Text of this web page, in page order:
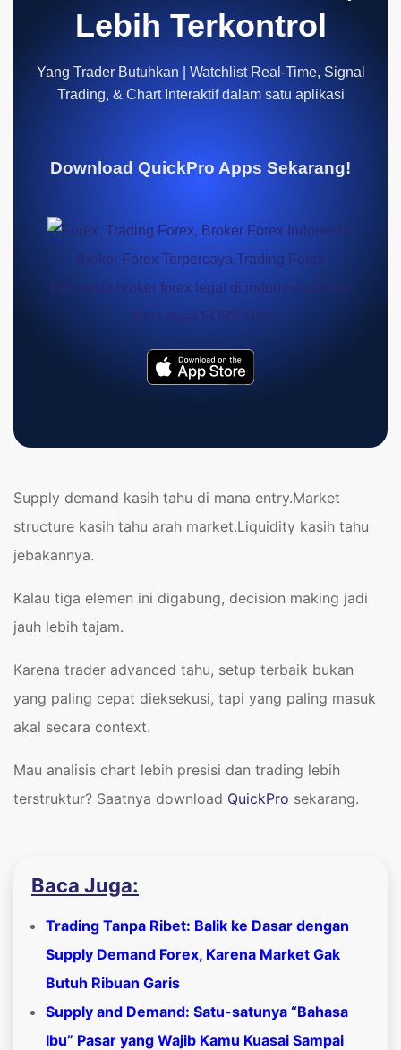
Lebih Terkontrol
Yang Trader Butuhkan | Watchlist Real-Time, Signal
Trading, & Chart Interaktif dalam satu aplikasi
Download QuickPro Apps Sekarang!
Supply demand kasih tahu di mana entry.Market
structure kasih tahu arah market.Liquidity kasih tahu
jebakannya.
Kalau tiga elemen ini digabung, decision making jadi
jauh lebih tajam.
Karena trader advanced tahu, setup terbaik bukan
yang paling cepat dieksekusi, tapi yang paling masuk
akal secara context.
Mau analisis chart lebih presisi dan trading lebih
terstruktur? Saatnya download QuickPro sekarang.
Baca Juga:
Trading Tanpa Ribet: Balik ke Dasar dengan
Supply Demand Forex, Karena Market Gak
Butuh Ribuan Garis
Supply and Demand: Satu-satunya “Bahasa
Ibu” Pasar yang Wajib Kamu Kuasai Sampai